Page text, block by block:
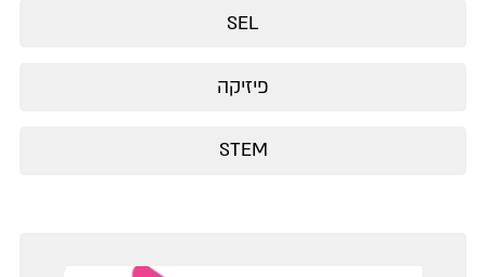
SEL
פיזיקה
STEM